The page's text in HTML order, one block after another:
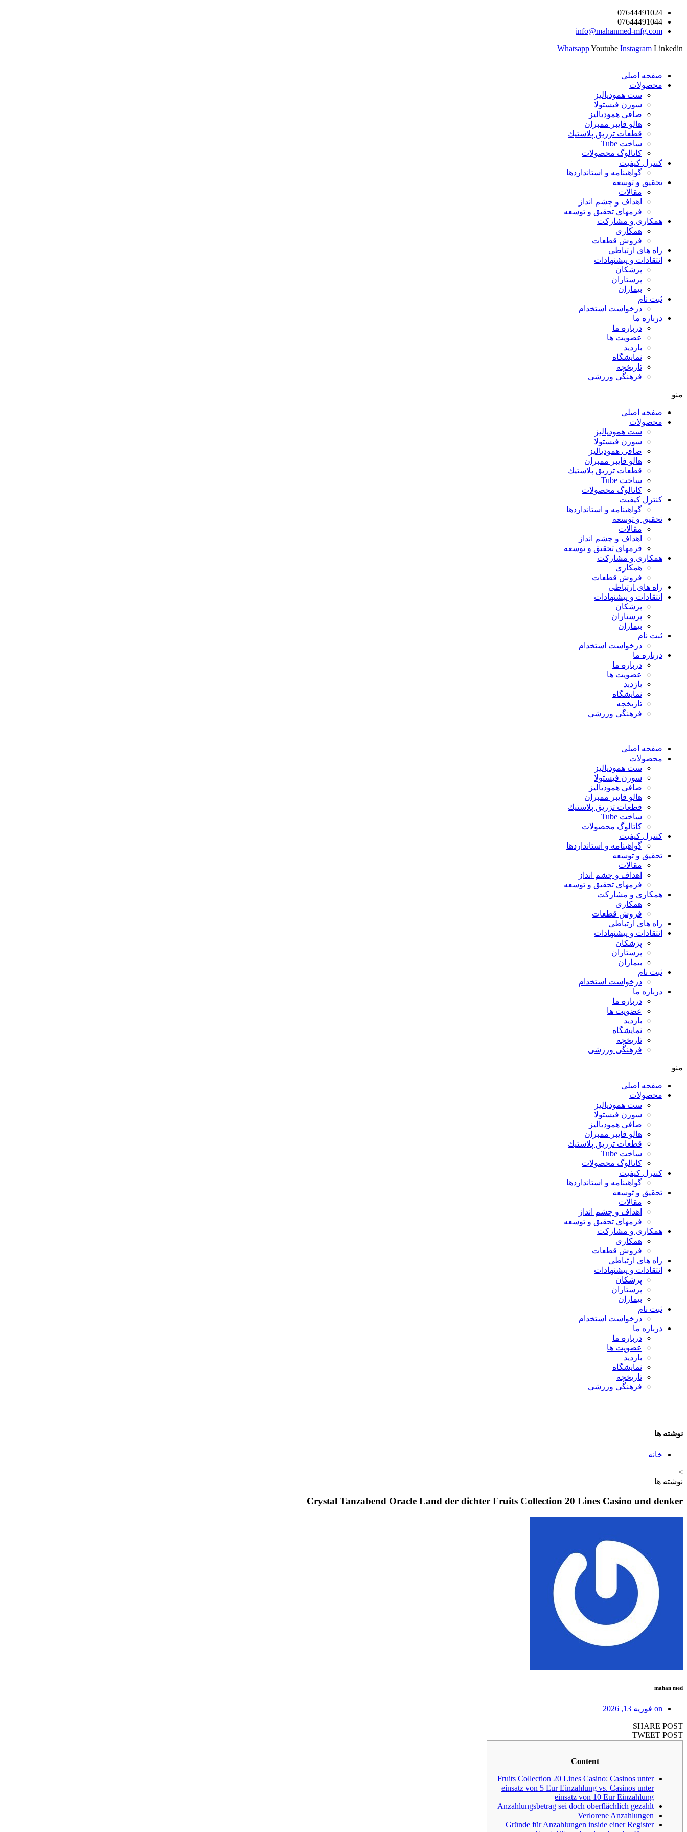
پرش
محتوا
07644491024
07644491044
info@mahanmed-mfg.com
WhatsappYoutube Instagram Linkedin
صفحه اصلی
محصولات
ست همودیالیز
سوزن فیستولا
صافی همودیالیز
هالو فایبر ممبران
قطعات تزريق پلاستيك
ساخت Tube
کاتالوگ محصولات
کنترل کیفیت
گواهينامه و استانداردها
تحقيق و توسعه
مقالات
اهداف و چشم انداز
فرمهای تحقیق و توسعه
همکاری و مشارکت
همکاری
فروش قطعات
راه های ارتباطی
انتقادات و پيشنهادات
پزشكان
پرستاران
بيماران
ثبت نام
درخواست استخدام
درباره ما
درباره ما
عضویت ها
بازدید
نمایشگاه
تاريخچه
فرهنگی ورزشی
منو
صفحه اصلی
محصولات
ست همودیالیز
سوزن فیستولا
صافی همودیالیز
هالو فایبر ممبران
قطعات تزريق پلاستيك
ساخت Tube
کاتالوگ محصولات
کنترل کیفیت
گواهينامه و استانداردها
تحقيق و توسعه
مقالات
اهداف و چشم انداز
فرمهای تحقیق و توسعه
همکاری و مشارکت
همکاری
فروش قطعات
راه های ارتباطی
انتقادات و پيشنهادات
پزشكان
پرستاران
بيماران
ثبت نام
درخواست استخدام
درباره ما
درباره ما
عضویت ها
بازدید
نمایشگاه
تاريخچه
فرهنگی ورزشی
صفحه اصلی
محصولات
ست همودیالیز
سوزن فیستولا
صافی همودیالیز
هالو فایبر ممبران
قطعات تزريق پلاستيك
ساخت Tube
کاتالوگ محصولات
کنترل کیفیت
گواهينامه و استانداردها
تحقيق و توسعه
مقالات
اهداف و چشم انداز
فرمهای تحقیق و توسعه
همکاری و مشارکت
همکاری
فروش قطعات
راه های ارتباطی
انتقادات و پيشنهادات
پزشكان
پرستاران
بيماران
ثبت نام
درخواست استخدام
درباره ما
درباره ما
عضویت ها
بازدید
نمایشگاه
تاريخچه
فرهنگی ورزشی
منو
صفحه اصلی
محصولات
ست همودیالیز
سوزن فیستولا
صافی همودیالیز
هالو فایبر ممبران
قطعات تزريق پلاستيك
ساخت Tube
کاتالوگ محصولات
کنترل کیفیت
گواهينامه و استانداردها
تحقيق و توسعه
مقالات
اهداف و چشم انداز
فرمهای تحقیق و توسعه
همکاری و مشارکت
همکاری
فروش قطعات
راه های ارتباطی
انتقادات و پيشنهادات
پزشكان
پرستاران
بيماران
ثبت نام
درخواست استخدام
درباره ما
درباره ما
عضویت ها
بازدید
نمایشگاه
تاريخچه
فرهنگی ورزشی
نوشته ها
خانه
>
نوشته ها
Crystal Tanzabend Oracle Land der dichter Fruits Collection 20 Lines Casino und denker
mahan med
on فوریه 13, 2026
SHARE POST
TWEET POST
Content
Fruits Collection 20 Lines Casino: Casinos unter
einsatz von 5 Eur Einzahlung vs. Casinos unter
einsatz von 10 Eur Einzahlung
Anzahlungsbetrag sei doch oberflächlich gezahlt
Verlorene Anzahlungen
Gründe für Anzahlungen inside einer Register